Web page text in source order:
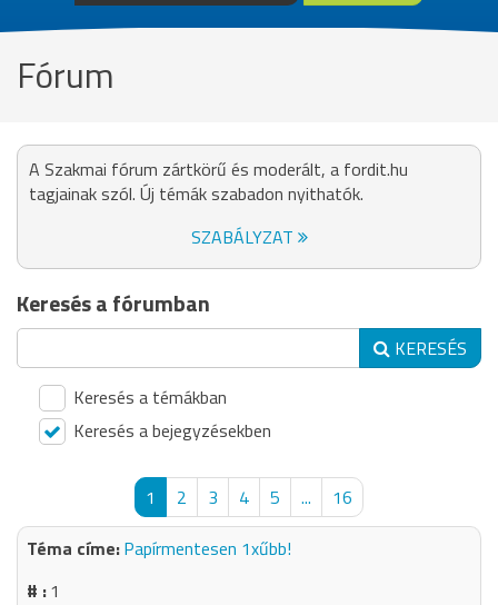
Fórum
A Szakmai fórum zártkörű és moderált, a fordit.hu
tagjainak szól. Új témák szabadon nyithatók.
SZABÁLYZAT
Keresés a fórumban
KERESÉS
Keresés a témákban
Keresés a bejegyzésekben
1 2 3 4 5 ...
16
Papírmentesen 1xűbb!
1